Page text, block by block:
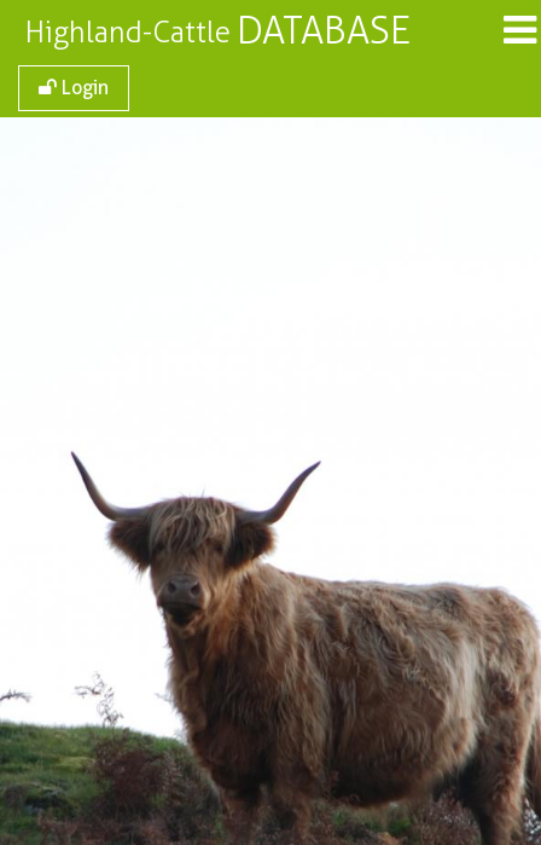
Highland-Cattle DATABASE
Login